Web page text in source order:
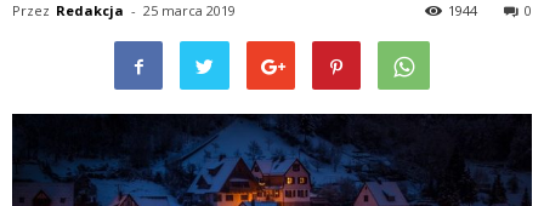
Przez Redakcja - 25 marca 2019 0
1944